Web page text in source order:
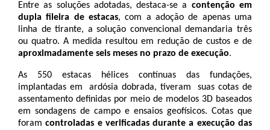
Entre as soluções adotadas, destaca-se a contenção em
dupla fileira de estacas, com a adoção de apenas uma
linha de tirante, a solução convencional demandaria três
aproximadamente seis meses no prazo de execução.
As 550 estacas hélices contínuas das fundações,
implantadas em  ardósia dobrada, tiveram  suas cotas de
assentamento definidas por meio de modelos 3D baseados
em sondagens de campo e ensaios geofísicos. Cotas que
foram controladas e verificadas durante a execução das